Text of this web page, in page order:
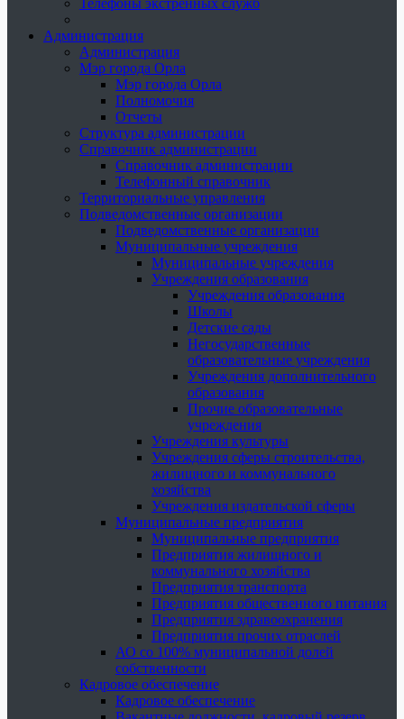
Телефоны экстренных служб
Администрация
Администрация
Мэр города Орла
Мэр города Орла
Полномочия
Отчеты
Структура администрации
Справочник администрации
Справочник администрации
Телефонный справочник
Территориальные управления
Подведомственные организации
Подведомственные организации
Муниципальные учреждения
Муниципальные учреждения
Учреждения образования
Учреждения образования
Школы
Детские сады
Негосударственные
образовательные учреждения
Учреждения дополнительного
образования
Прочие образовательные
учреждения
Учреждения культуры
Учреждения сферы строительства,
жилищного и коммунального
хозяйства
Учреждения издательской сферы
Муниципальные предприятия
Муниципальные предприятия
Предприятия жилищного и
коммунального хозяйства
Предприятия транспорта
Предприятия общественного питания
Предприятия здравоохранения
Предприятия прочих отраслей
АО со 100% муниципальной долей
собственности
Кадровое обеспечение
Кадровое обеспечение